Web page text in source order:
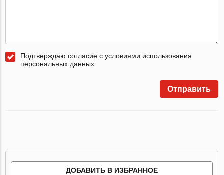
Подтверждаю согласие с условиями использования
персональных данных
Отправить
ДОБАВИТЬ В ИЗБРАННОЕ